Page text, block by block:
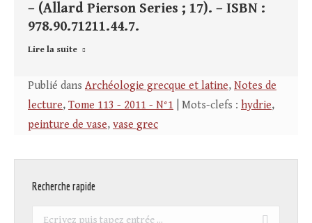
– (Allard Pierson Series ; 17). – ISBN :
978.90.71211.44.7.
Lire la suite
Publié dans Archéologie grecque et latine, Notes de
lecture, Tome 113 - 2011 - N°1 | Mots-clefs : hydrie,
peinture de vase, vase grec
Recherche rapide
Recherche